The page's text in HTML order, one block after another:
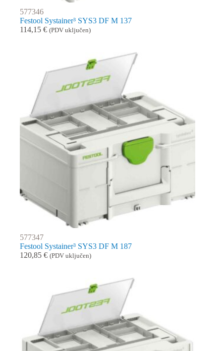
577346
Festool Systainer³ SYS3 DF M 137
114,15 € (PDV uključen)
577347
Festool Systainer³ SYS3 DF M 187
120,85 € (PDV uključen)